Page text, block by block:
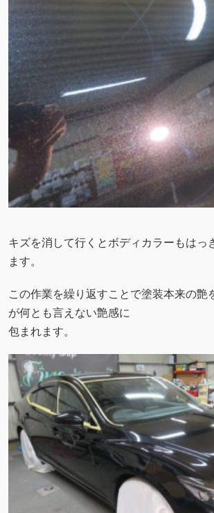
キズを消して行くとボディカラーもはっ
ます。
この作業を繰り返すことで塗装本来の艶
が何とも言えない艶感に
包まれます。